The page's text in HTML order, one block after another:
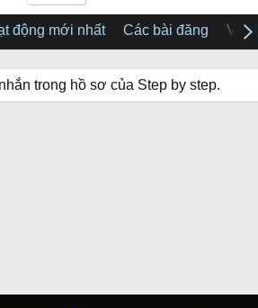
động mới nhất Các bài đăng Về
trong hồ sơ của Step by step.